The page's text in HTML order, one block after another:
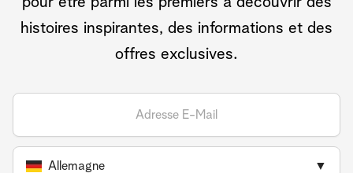
histoires inspirantes, des informations et des
offres exclusives.
Allemagne ▼